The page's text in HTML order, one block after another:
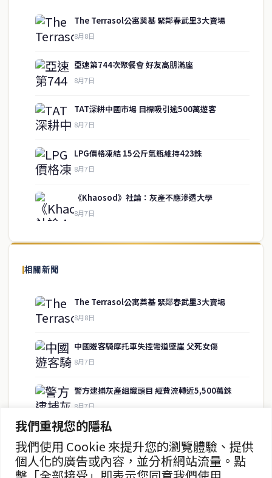
我們重視您的隱私
我們使用 Cookie 來提升您的瀏覽體驗、提供
個人化的廣告或內容，並分析網站流量。點
The Terrasol公寓奠基 緊鄰春武里3大賣場
8月8日
亞速第744次聚餐會 好友高朋滿座
8月7日
TAT深耕中國市場 目標吸引逾500萬遊客
8月7日
LPG價格凍結 15公斤氣瓶維持423銖
8月7日
《Khaosod》社論：灰產不應滲透大學
8月7日
相關新聞
The Terrasol公寓奠基 緊鄰春武里3大賣場
8月8日
中國遊客騎摩托車失控彎道墜崖 父死女傷
8月7日
警方逮捕灰產組織頭目 經費流轉近5,500萬銖
8月7日
暖府名校槍擊案 學生槍手自戕 動機待查
8月7日
關於我們
泰國中文新聞（TCN）是一家總部設於曼谷的中文新聞媒體，致力於
供即時、客觀、多元的中文新聞內容。
房地產
聯絡資訊
歡迎來信洽詢合作事宜
service@thaichinesenews.com